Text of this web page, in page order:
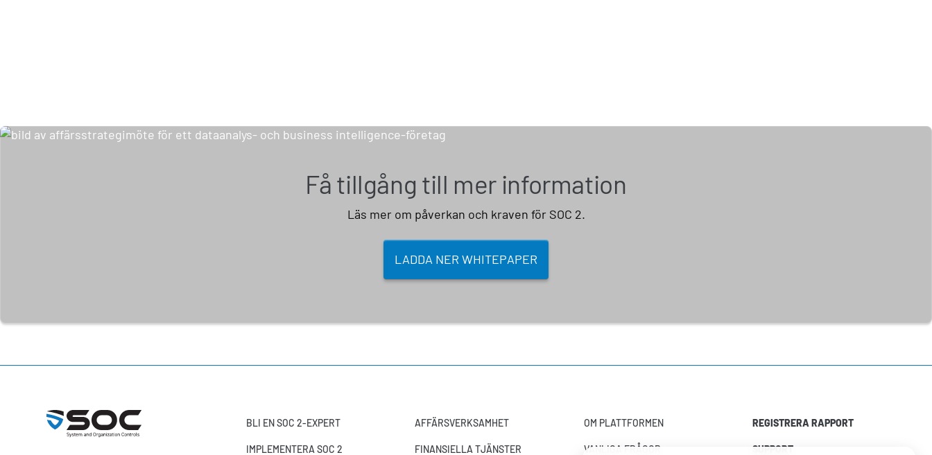
Få tillgång till mer information
Läs mer om påverkan och kraven för SOC 2.
LADDA NER WHITEPAPER
BLI EN SOC 2-EXPERT
IMPLEMENTERA SOC 2
AFFÄRSVERKSAMHET
FINANSIELLA TJÄNSTER
OM PLATTFORMEN
VANLIGA FRÅGOR
REGISTRERA RAPPORT
SUPPORT